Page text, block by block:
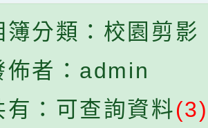
簿分類：校園剪影
佈者：admin
有：可查詢資料(3)